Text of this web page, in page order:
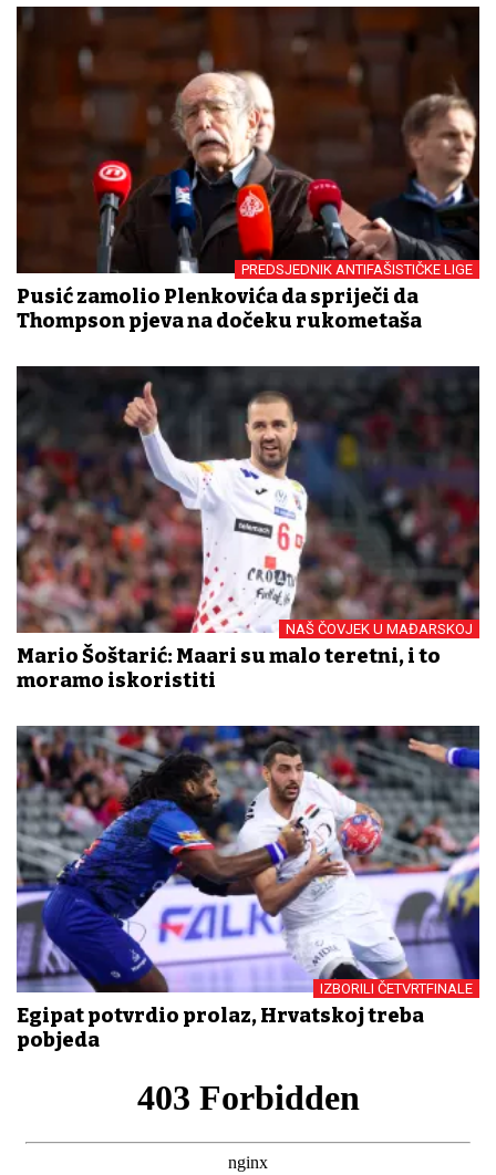
PREDSJEDNIK ANTIFAŠISTIČKE LIGE
Pusić zamolio Plenkovića da spriječi da
Thompson pjeva na dočeku rukometaša
NAŠ ČOVJEK U MAĐARSKOJ
Mario Šoštarić: Mađari su malo teretni, i to
moramo iskoristiti
IZBORILI ČETVRTFINALE
Egipat potvrdio prolaz, Hrvatskoj treba
pobjeda